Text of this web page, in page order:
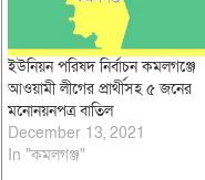
ইউনিয়ন পরিষদ নির্বাচন কমলগঞ্জে
আওয়ামী লীগের প্রার্থীসহ ৫ জনের
মনোনয়নপত্র বাতিল
December 13, 2021
In "কমলগঞ্জ"